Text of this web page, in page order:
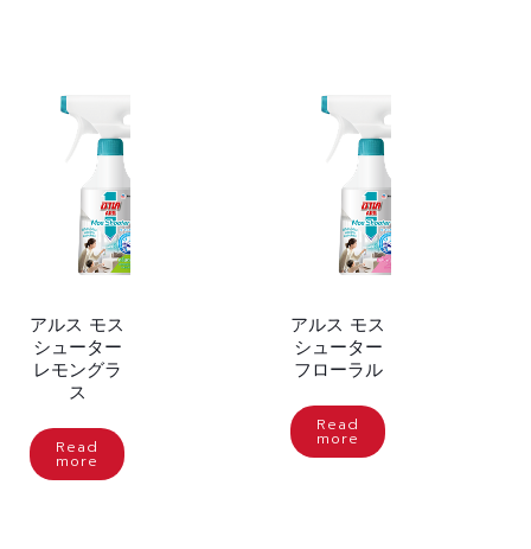
アルス モス
シューター
レモングラ
ス
Read
more
アルス モス
シューター
フローラル
Read
more